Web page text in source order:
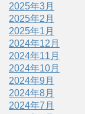
2025年3月
2025年2月
2025年1月
2024年12月
2024年11月
2024年10月
2024年9月
2024年8月
2024年7月